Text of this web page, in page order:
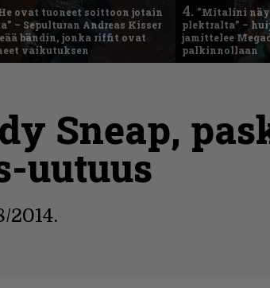
ovat tuoneet soittoon jotain
– Sepulturan Andreas Kisser
bändin, jonka riffit ovat
vaikutuksen
4. ”Mitalini
plektralta” –
jamittelee
palkinnollaan
Sneap,
uutuus